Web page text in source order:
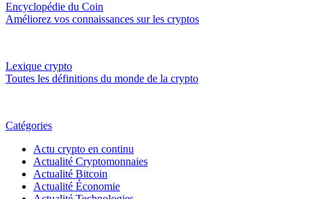
Encyclopédie du Coin
Améliorez vos connaissances sur les cryptos
Lexique crypto
Toutes les définitions du monde de la crypto
Catégories
Actu crypto en continu
Actualité Cryptomonnaies
Actualité Bitcoin
Actualité Économie